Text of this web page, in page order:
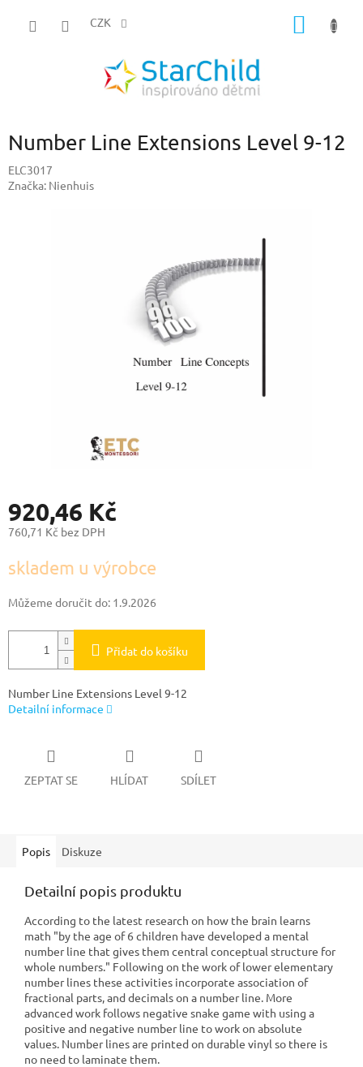
CZK
Number Line Extensions Level 9-12
ELC3017
Značka: Nienhuis
920,46 Kč
760,71 Kč bez DPH
cena:
skladem u výrobce
Můžeme doručit do: 1.9.2026
Přidat do košíku
Number Line Extensions Level 9-12
Detailní informace
ZEPTAT SE HLÍDAT SDÍLET
Popis Diskuze
Detailní popis produktu
According to the latest research on how the brain learns
math "by the age of 6 children have developed a mental
number line that gives them central conceptual structure for
whole numbers." Following on the work of lower elementary
number lines these activities incorporate association of
fractional parts, and decimals on a number line. More
advanced work follows negative snake game with using a
positive and negative number line to work on absolute
values. Number lines are printed on durable vinyl so there is
no need to laminate them.